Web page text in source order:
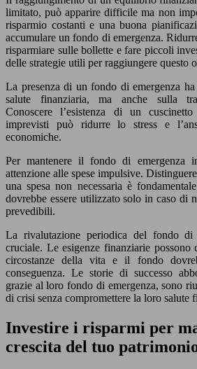
limitato, può apparire difficile ma non
risparmio costanti e una buona
accumulare un fondo di emergenza.
risparmiare sulle bollette e fare piccoli
delle strategie utili per raggiungere questo
La presenza di un fondo di emergenza
salute finanziaria, ma anche sulla
Conoscere l’esistenza di un
imprevisti può ridurre lo stress e
economiche.
Per mantenere il fondo di emergenza
attenzione alle spese impulsive.
una spesa non necessaria è
dovrebbe essere utilizzato solo in caso di
prevedibili.
La rivalutazione periodica del fondo di
cruciale. Le esigenze finanziarie possono
circostanze della vita e il fondo
conseguenza. Le storie di successo
grazie al loro fondo di emergenza, sono
di crisi senza compromettere la loro salute
Investire i risparmi per
crescita del tuo